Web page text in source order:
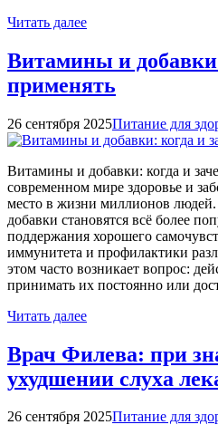
Читать далее
Витамины и
применять
26 сентября 2025Питание для
Витамины и добавки: когда и
современном мире здоровье и
место в жизни миллионов
добавки становятся всё более
поддержания хорошего
иммунитета и профилактики
этом часто возникает вопрос:
принимать их постоянно или
Читать далее
Врач Филева: при
ухудшении слуха
26 сентября 2025Питание для